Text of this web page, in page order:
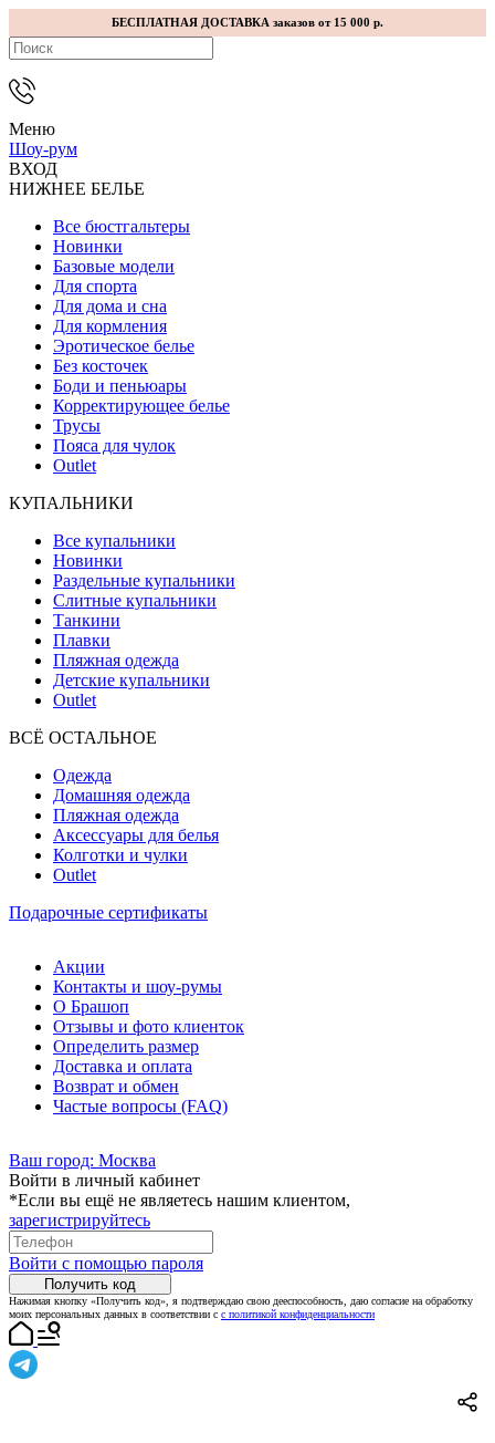
БЕСПЛАТНАЯ ДОСТАВКА заказов от 15 000 р.
Меню
Шоу-рум
ВХОД
НИЖНЕЕ БЕЛЬЕ
Все бюстгальтеры
Новинки
Базовые модели
Для спорта
Для дома и сна
Для кормления
Эротическое белье
Без косточек
Боди и пеньюары
Корректирующее белье
Трусы
Пояса для чулок
Outlet
КУПАЛЬНИКИ
Все купальники
Новинки
Раздельные купальники
Слитные купальники
Танкини
Плавки
Пляжная одежда
Детские купальники
Outlet
ВCЁ ОСТАЛЬНОЕ
Одежда
Домашняя одежда
Пляжная одежда
Аксессуары для белья
Колготки и чулки
Outlet
Подарочные сертификаты
Акции
Контакты и шоу-румы
О Брашоп
Отзывы и фото клиенток
Определить размер
Доставка и оплата
Возврат и обмен
Частые вопросы (FAQ)
Ваш город: Москва
Войти в личный кабинет
*Если вы ещё не являетесь нашим клиентом,
зарегистрируйтесь
Войти с помощью пароля
Получить код
Нажимая кнопку «Получить код», я подтверждаю свою дееспособность, даю согласие на обработку
моих персональных данных в соответствии с с политикой конфиденциальности